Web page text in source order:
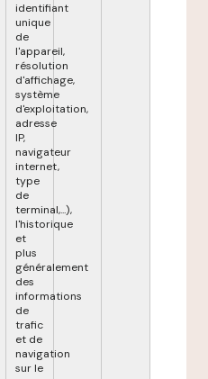
identifiant
unique
de
l'appareil,
résolution
d'affichage,
système
d'exploitation,
adresse
IP,
navigateur
internet,
type
de
terminal,...),
l'historique
et
plus
généralement
des
informations
de
trafic
et de
navigation
sur le